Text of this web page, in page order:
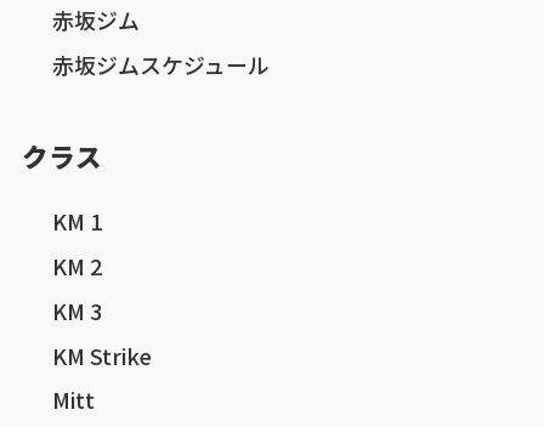
赤坂ジム
赤坂ジムスケジュール
クラス
KM 1
KM 2
KM 3
KM Strike
Mitt